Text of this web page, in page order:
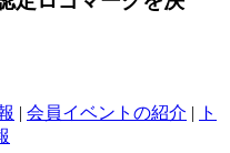
| 会員イベントの紹介 |
ト